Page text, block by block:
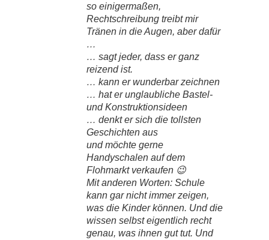
so einigermaßen,
Rechtschreibung treibt mir
Tränen in die Augen, aber dafür
…
… sagt jeder, dass er ganz
reizend ist.
… kann er wunderbar zeichnen
… hat er unglaubliche Bastel-
und Konstruktionsideen
… denkt er sich die tollsten
Geschichten aus
und möchte gerne
Handyschalen auf dem
Flohmarkt verkaufen 😉
Mit anderen Worten: Schule
kann gar nicht immer zeigen,
was die Kinder können. Und die
wissen selbst eigentlich recht
genau, was ihnen gut tut. Und